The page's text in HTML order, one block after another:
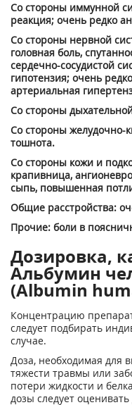
Со стороны иммунной
реакция; очень редко
Со стороны нервной
головная боль,
сердечно-сосудистой
гипотензия; очень
артериальная
Со стороны
Со стороны желудочно-
тошнота.
Со стороны кожи и
крапивница,
сыпь, повышенная
Общие расстройства:
Прочие: боли в
Дозировка,
Альбумин
(Albumin
Концентрацию
следует подбирать
случае.
Доза, необходимая для
тяжести травмы или
потери жидкости и
дозы следует